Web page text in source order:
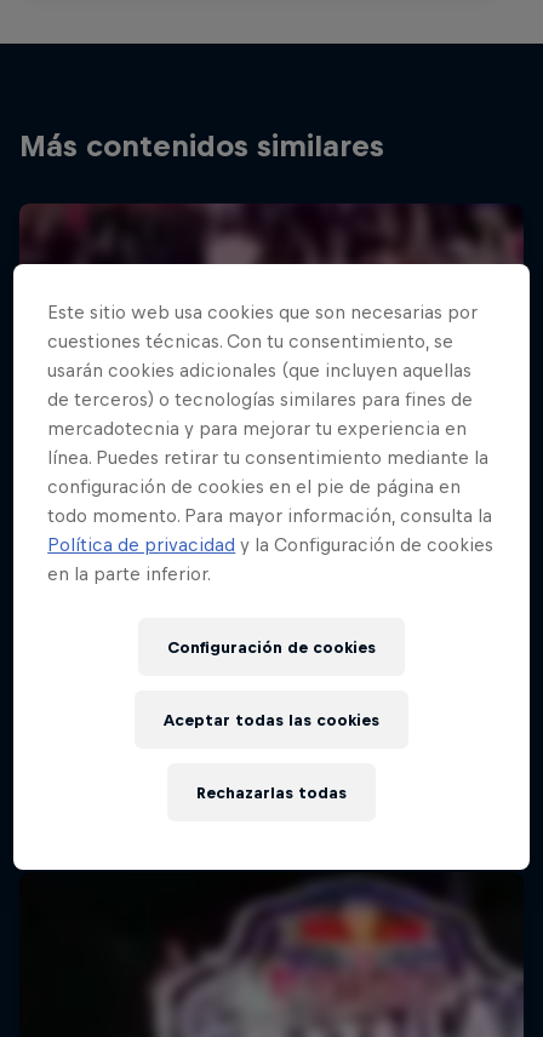
Más contenidos similares
Este sitio web usa cookies que son necesarias por
cuestiones técnicas. Con tu consentimiento, se
usarán cookies adicionales (que incluyen aquellas
de terceros) o tecnologías similares para fines de
mercadotecnia y para mejorar tu experiencia en
línea. Puedes retirar tu consentimiento mediante la
configuración de cookies en el pie de página en
todo momento. Para mayor información, consulta la
Política de privacidad y la Configuración de cookies
en la parte inferior.
Configuración de cookies
Rechazarlas todas
Aceptar todas las cookies